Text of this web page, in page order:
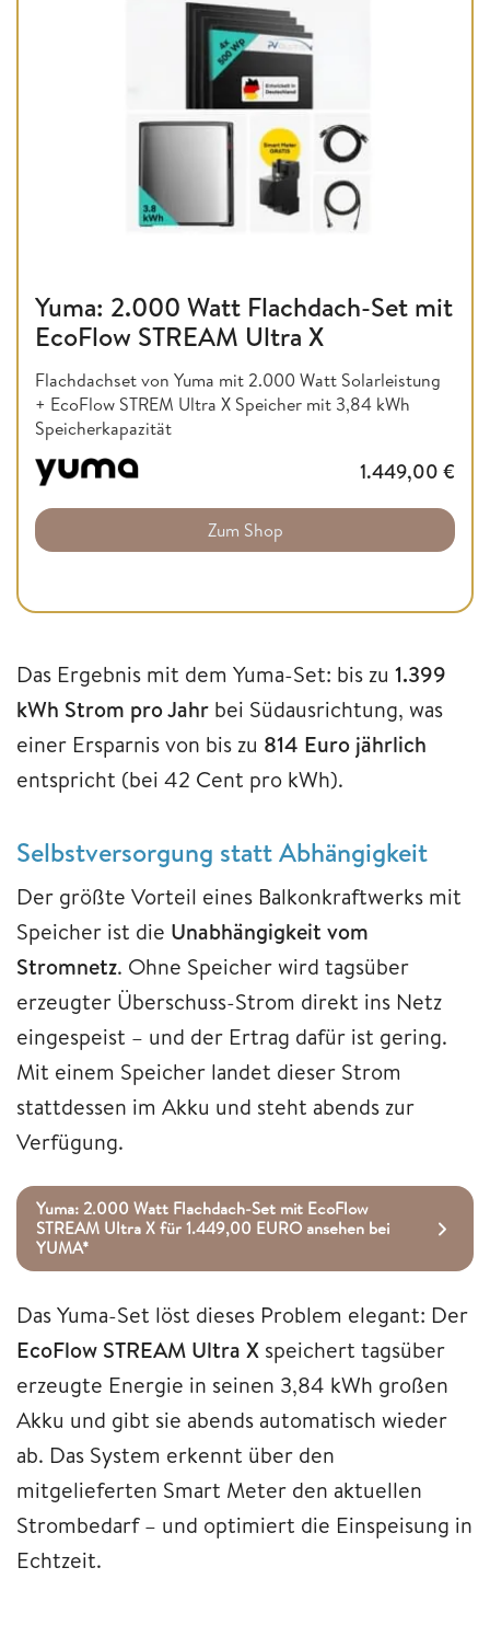
Yuma: 2.000 Watt Flachdach-Set mit
EcoFlow STREAM Ultra X
Flachdachset von Yuma mit 2.000 Watt Solarleistung
+ EcoFlow STREM Ultra X Speicher mit 3,84 kWh
Speicherkapazität
1.449,00 €
Zum Shop
Das Ergebnis mit dem Yuma-Set: bis zu 1.399
kWh Strom pro Jahr bei Südausrichtung, was
einer Ersparnis von bis zu 814 Euro jährlich
entspricht (bei 42 Cent pro kWh).
Selbstversorgung statt Abhängigkeit
Der größte Vorteil eines Balkonkraftwerks mit
Speicher ist die Unabhängigkeit vom
Stromnetz. Ohne Speicher wird tagsüber
erzeugter Überschuss-Strom direkt ins Netz
eingespeist – und der Ertrag dafür ist gering.
Mit einem Speicher landet dieser Strom
stattdessen im Akku und steht abends zur
Verfügung.
Yuma: 2.000 Watt Flachdach-Set mit EcoFlow
STREAM Ultra X für 1.449,00 EURO ansehen bei
YUMA*
Das Yuma-Set löst dieses Problem elegant: Der
EcoFlow STREAM Ultra X speichert tagsüber
erzeugte Energie in seinen 3,84 kWh großen
Akku und gibt sie abends automatisch wieder
ab. Das System erkennt über den
mitgelieferten Smart Meter den aktuellen
Strombedarf – und optimiert die Einspeisung in
Echtzeit.